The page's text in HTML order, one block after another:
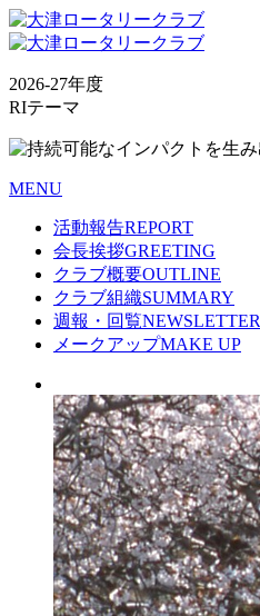
2026-27年度
RIテーマ
MENU
活動報告REPORT
会長挨拶GREETING
クラブ概要OUTLINE
クラブ組織SUMMARY
週報・回覧NEWSLETTER
メークアップMAKE UP